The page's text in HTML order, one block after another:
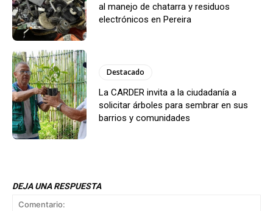
al manejo de chatarra y residuos
electrónicos en Pereira
Destacado
La CARDER invita a la ciudadanía a
solicitar árboles para sembrar en sus
barrios y comunidades
DEJA UNA RESPUESTA